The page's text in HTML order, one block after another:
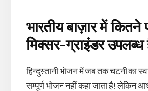
भारतीय बाज़ार में कितने
मिक्सर-ग्राइंडर उपलब्ध
हिन्दुस्तानी भोजन में जब तक चटनी का
सम्पूर्ण भोजन नहीं कहा जाता है! लेकिन